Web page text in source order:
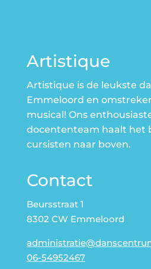
Artistique
Artistique is de leukste
Emmeloord en
musical! Ons
docententeam haalt het
cursisten naar boven.
Contact
Beursstraat 1
8302 CW Emmeloord
06-54952467